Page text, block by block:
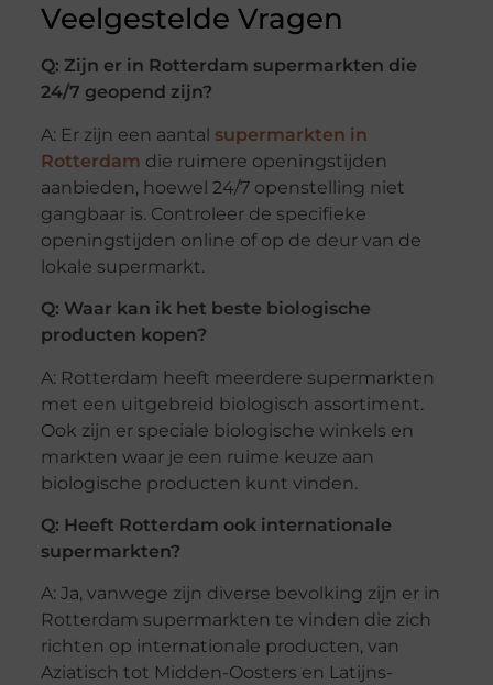
Veelgestelde Vragen
Q: Zijn er in Rotterdam supermarkten die
24/7 geopend zijn?
A: Er zijn een aantal supermarkten in
Rotterdam die ruimere openingstijden
aanbieden, hoewel 24/7 openstelling niet
gangbaar is. Controleer de specifieke
openingstijden online of op de deur van de
lokale supermarkt.
Q: Waar kan ik het beste biologische
producten kopen?
A: Rotterdam heeft meerdere supermarkten
met een uitgebreid biologisch assortiment.
Ook zijn er speciale biologische winkels en
markten waar je een ruime keuze aan
biologische producten kunt vinden.
Q: Heeft Rotterdam ook internationale
supermarkten?
A: Ja, vanwege zijn diverse bevolking zijn er in
Rotterdam supermarkten te vinden die zich
richten op internationale producten, van
Aziatisch tot Midden-Oosters en Latijns-